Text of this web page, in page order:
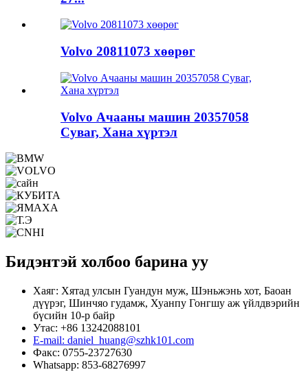
Volvo 20811073 хөөрөг
Volvo Ачааны машин 20357058
Суваг, Хана хүртэл
Бидэнтэй холбоо барина уу
Хаяг: Хятад улсын Гуандун муж, Шэньжэнь хот, Баоан
дүүрэг, Шинчяо гудамж, Хуанпу Гонгшу аж үйлдвэрийн
бүсийн 10-р байр
Утас: +86 13242088101
E-mail: daniel_huang@szhk101.com
Факс: 0755-23727630
Whatsapp: 853-68276997